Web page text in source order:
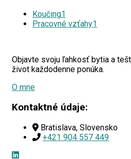
Koučing1
Pracovné vzťahy1
Objavte svoju ľahkosť bytia a
život každodenne ponúka.
O mne
Kontaktné údaje:
Bratislava, Slovensko
+421 904 557 449